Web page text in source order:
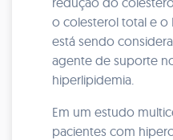
o colesterol total e o
está sendo
agente de suporte
hiperlipidemia.
Em um estudo
pacientes com